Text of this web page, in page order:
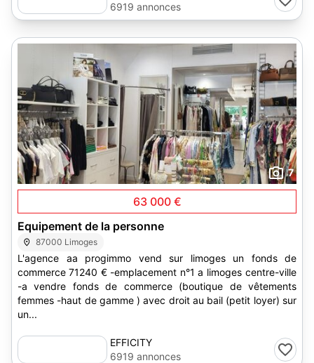
6919 annonces
7
63 000 €
Equipement de la personne
87000 Limoges
L'agence aa progimmo vend sur limoges un fonds de
commerce 71240 € -emplacement n°1 a limoges centre-ville
-a vendre fonds de commerce (boutique de vêtements
femmes -haut de gamme ) avec droit au bail (petit loyer) sur
un...
EFFICITY
6919 annonces